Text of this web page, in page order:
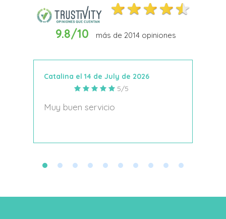
9.8/10 más de 2014opiniones
Catalina el 14 de July de 2026
5/5
Muy buen servicio